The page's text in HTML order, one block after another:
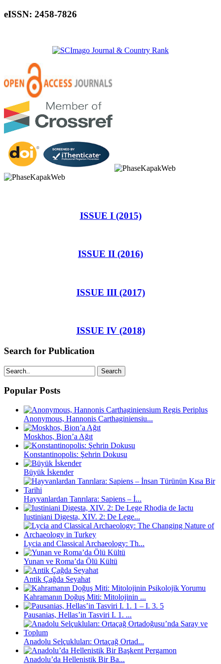
eISSN: 2458-7826
ISSUE I (2015)
ISSUE II (2016)
ISSUE III (2017)
ISSUE IV (2018)
Search for Publication
Search
Popular Posts
Anonymous, Hannonis Carthaginiensiu...
Moskhos, Bion’a Ağıt
Konstantinopolis: Şehrin Dokusu
Büyük İskender
Hayvanlardan Tanrılara: Sapiens – İ...
Iustiniani Digesta, XIV. 2: De Lege...
Lycia and Classical Archaeology: Th...
Yunan ve Roma’da Ölü Kültü
Antik Çağda Seyahat
Kahramanın Doğuş Miti: Mitolojinin ...
Pausanias, Hellas’in Tasviri I. 1. ...
Anadolu Selçukluları: Ortaçağ Ortad...
Anadolu’da Hellenistik Bir Ba...